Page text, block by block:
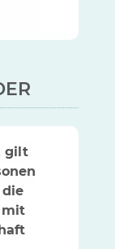
gilt
mit